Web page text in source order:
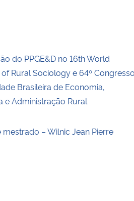
do PPGE&D no 16th World
Rural Sociology e 64º
Brasileira de Economia,
e Administração Rural
mestrado – Wilnic Jean Pierre